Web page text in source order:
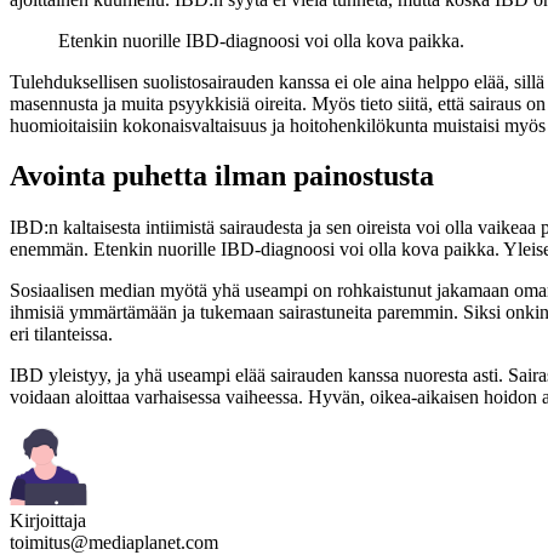
Etenkin nuorille IBD-diagnoosi voi olla kova paikka.
Tulehduksellisen suolistosairauden kanssa ei ole aina helppo elää,
masennusta ja muita psyykkisiä oireita. Myös tieto siitä, että sairaus
huomioitaisiin kokonaisvaltaisuus ja hoitohenkilökunta muistaisi
Avointa puhetta ilman painostusta
IBD:n kaltaisesta intiimistä sairaudesta ja sen oireista voi olla
enemmän. Etenkin nuorille IBD-diagnoosi voi olla kova paikka.
Sosiaalisen median myötä yhä useampi on rohkaistunut jakamaan
ihmisiä ymmärtämään ja tukemaan sairastuneita paremmin. Siksi
eri tilanteissa.
IBD yleistyy, ja yhä useampi elää sairauden kanssa nuoresta asti.
voidaan aloittaa varhaisessa vaiheessa. Hyvän, oikea-aikaisen
Kirjoittaja
toimitus@mediaplanet.com